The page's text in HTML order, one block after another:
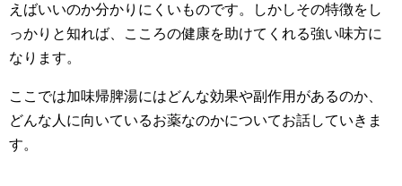
えばいいのか分かりにくいものです。しかしその特徴をし
っかりと知れば、こころの健康を助けてくれる強い味方に
なります。
ここでは加味帰脾湯にはどんな効果や副作用があるのか、
どんな人に向いているお薬なのかについてお話していきま
す。